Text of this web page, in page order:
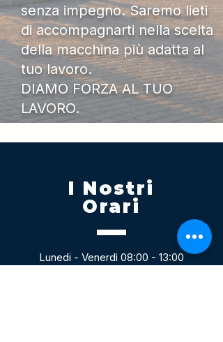
senza impegno. Saremo lieti
di accompagnarti nella scelta
della macchina più adatta al
tuo lavoro.
DIAMO FORZA AL TUO
LAVORO.
I Nostri
Orari
Lunedi - Venerdì 08:00 - 13:00